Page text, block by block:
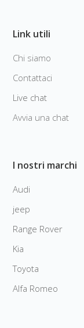
Link utili
Chi siamo
Contattaci
Live chat
Avvia una chat
I nostri marchi
Audi
jeep
Range Rover
Kia
Toyota
Alfa Romeo